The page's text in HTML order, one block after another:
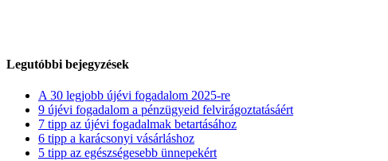
legyen
Legutóbbi bejegyzések
A 30 legjobb újévi fogadalom 2025-re
9 újévi fogadalom a pénzügyeid felvirágoztatásáért
7 tipp az újévi fogadalmak betartásához
6 tipp a karácsonyi vásárláshoz
5 tipp az egészségesebb ünnepekért